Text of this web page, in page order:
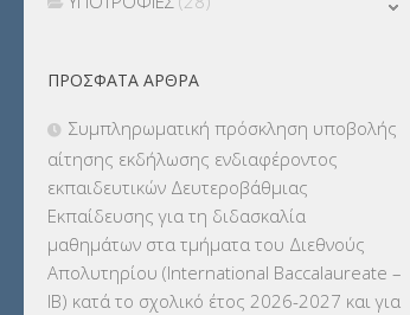
ΠΡΌΣΦΑΤΑ ΆΡΘΡΑ
Συμπληρωματική πρόσκληση υποβολής
αίτησης εκδήλωσης ενδιαφέροντος
εκπαιδευτικών Δευτεροβάθμιας
Εκπαίδευσης για τη διδασκαλία
μαθημάτων στα τμήματα του Διεθνούς
Απολυτηρίου (International Baccalaureate –
IB) κατά το σχολικό έτος 2026-2027 και για